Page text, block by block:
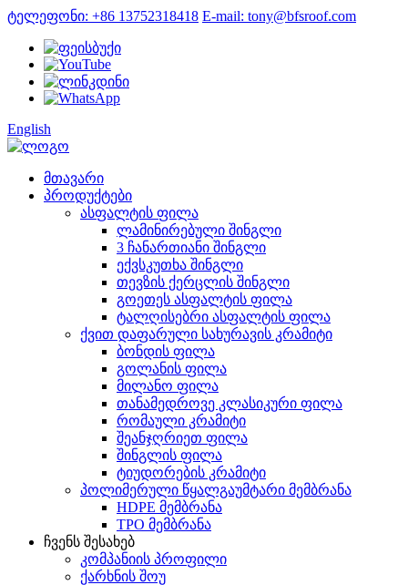
ტელეფონი: +86 13752318418 E-mail: tony@bfsroof.com
English
მთავარი
პროდუქტები
ასფალტის ფილა
ლამინირებული შინგლი
3 ჩანართიანი შინგლი
ექვსკუთხა შინგლი
თევზის ქერცლის შინგლი
გოეთეს ასფალტის ფილა
ტალღისებრი ასფალტის ფილა
ქვით დაფარული სახურავის კრამიტი
ბონდის ფილა
გოლანის ფილა
მილანო ფილა
თანამედროვე კლასიკური ფილა
რომაული კრამიტი
შეანჯღრიეთ ფილა
შინგლის ფილა
ტიუდორების კრამიტი
პოლიმერული წყალგაუმტარი მემბრანა
HDPE მემბრანა
TPO მემბრანა
ჩვენს შესახებ
კომპანიის პროფილი
ქარხნის შოუ